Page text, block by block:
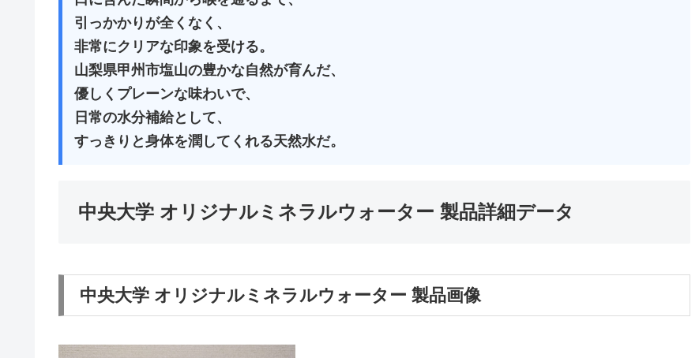
引っかかりが全くなく、
非常にクリアな印象を受ける。
山梨県甲州市塩山の豊かな自然が育んだ、
優しくプレーンな味わいで、
日常の水分補給として、
すっきりと身体を潤してくれる天然水だ。
中央大学 オリジナルミネラルウォーター 製品詳細データ
中央大学 オリジナルミネラルウォーター 製品画像